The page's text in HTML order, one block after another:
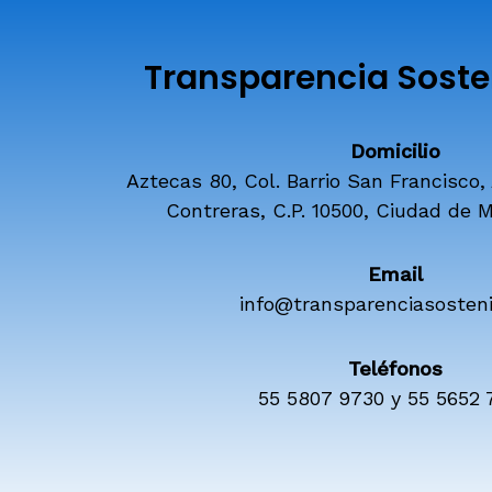
Transparencia
Domicilio
Aztecas 80, Col. Barrio San
Contreras, C.P. 10500, Ciudad de
Email
Teléfonos
55 5807 9730 y 55 5652